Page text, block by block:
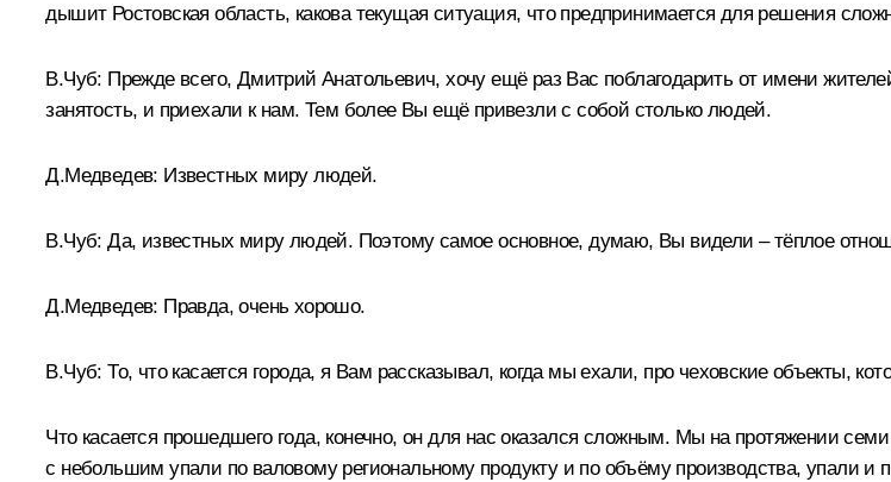
дышит Ростовская область, какова текущая ситуация, что предпринимается для решения
В.Чуб: Прежде всего, Дмитрий Анатольевич, хочу ещё раз Вас поблагодарить от имени
занятость, и приехали к нам. Тем более Вы ещё привезли с собой столько людей.
Д.Медведев: Известных миру людей.
В.Чуб: Да, известных миру людей. Поэтому самое основное, думаю, Вы видели – тёплое
Д.Медведев: Правда, очень хорошо.
В.Чуб: То, что касается города, я Вам рассказывал, когда мы ехали, про чеховские объекты,
Что касается прошедшего года, конечно, он для нас оказался сложным. Мы на протяжении
с небольшим упали по валовому региональному продукту и по объёму производства, упали и